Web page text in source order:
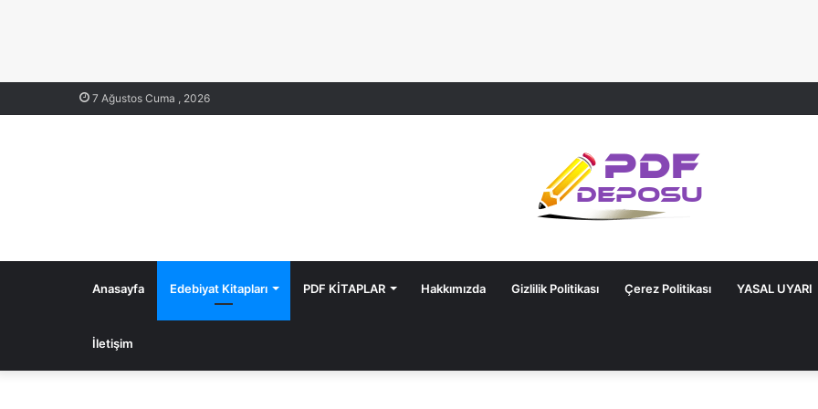
7 Ağustos Cuma , 2026
Anasayfa Edebiyat Kitapları PDF KİTAPLAR Hakkımızda Gizlilik Politikası Çerez Politikası YASAL UYARI
İletişim